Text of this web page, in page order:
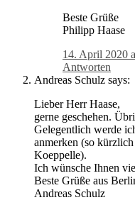
Beste Grüße
Philipp Haase
14. April 2020
Antworten
Andreas Schulz says:
Lieber Herr Haase,
gerne geschehen.
Gelegentlich werde
anmerken (so
Koeppelle).
Ich wünsche Ihnen
Beste Grüße aus
Andreas Schulz